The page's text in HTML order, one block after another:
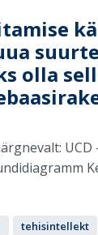
suurte
olla
tehisintellekt